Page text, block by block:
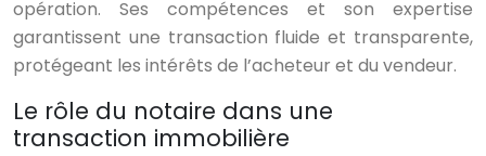
opération. Ses compétences et son expertise
garantissent une transaction fluide et transparente,
protégeant les intérêts de l’acheteur et du vendeur.
Le rôle du notaire dans une
transaction immobilière